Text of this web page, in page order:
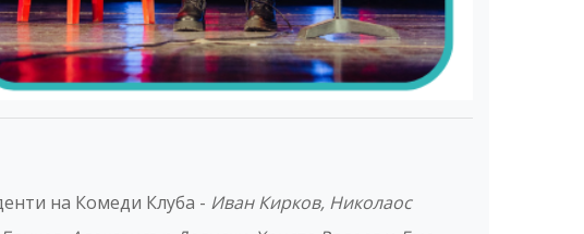
на Комеди Клуба - Иван Кирков, Николаос